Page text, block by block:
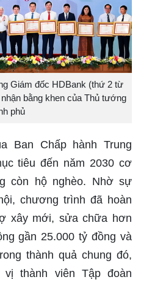
Giám đốc HDBank (thứ 2 từ
bằng khen của Thủ tướng
phủ
Ban Chấp hành Trung
tiêu đến năm 2030 cơ
còn hộ nghèo. Nhờ sự
chương trình đã hoàn
xây mới, sửa chữa hơn
gần 25.000 tỷ đồng và
thành quả chung đó,
thành viên Tập đoàn